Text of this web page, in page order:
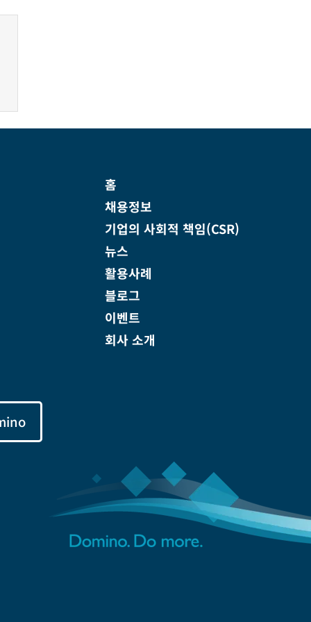
홈
채용정보
기업의 사회적 책임(CSR)
뉴스
활용사례
블로그
이벤트
회사 소개